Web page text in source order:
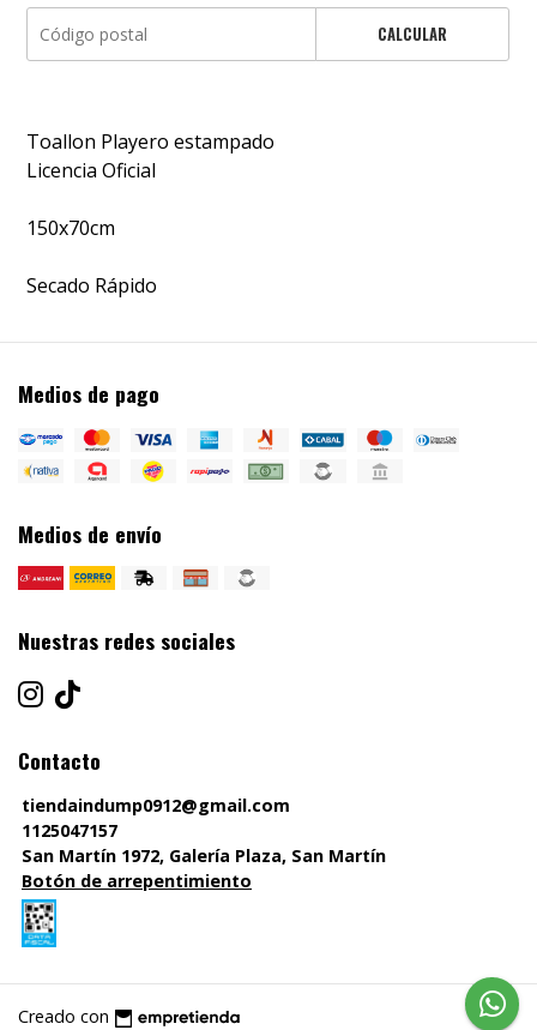
CALCULAR
Toallon Playero estampado
Licencia Oficial
150x70cm
Secado Rápido
Medios de pago
Medios de envío
Nuestras redes sociales
Contacto
tiendaindump0912@gmail.com
1125047157
San Martín 1972, Galería Plaza, San Martín
Botón de arrepentimiento
Creado con